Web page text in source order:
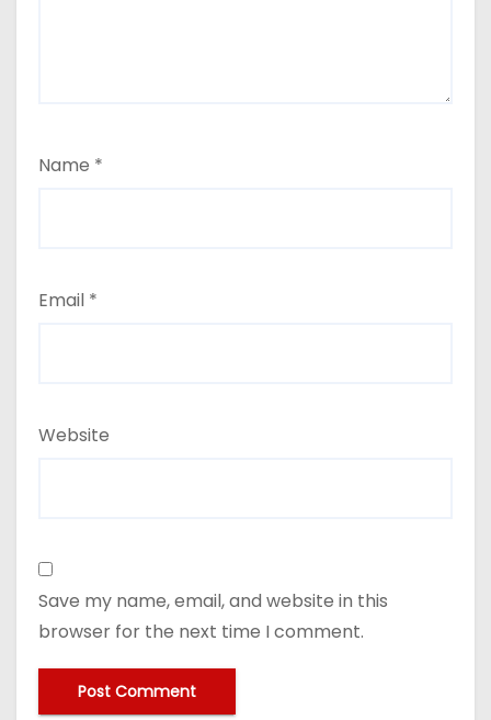
Name *
Email *
Website
Save my name, email, and website in this
browser for the next time I comment.